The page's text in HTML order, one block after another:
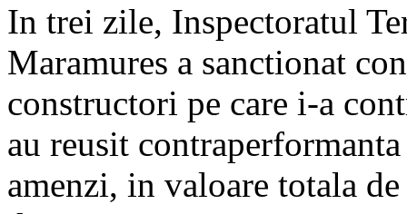
In trei zile, Inspectoratul
Maramures a sanctionat
constructori pe care i-a
au reusit
amenzi, in valoare totala